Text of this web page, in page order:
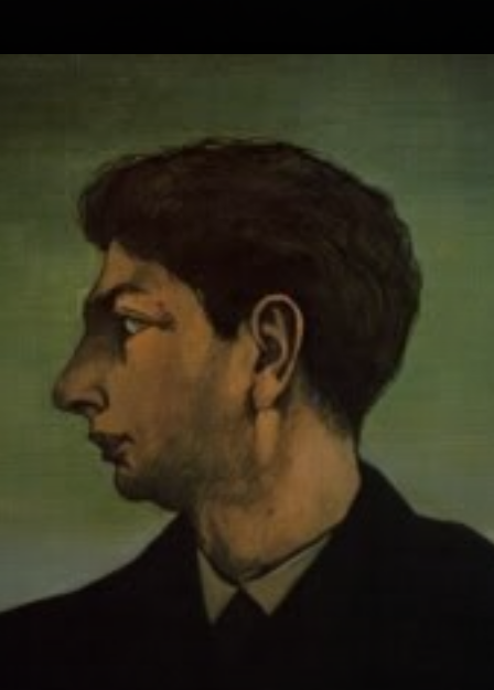
Sus cuadros,
plazas desoladas,
arcos y torres.
Ciudades
mediterráneas
vacías, llenas de
melancolía.